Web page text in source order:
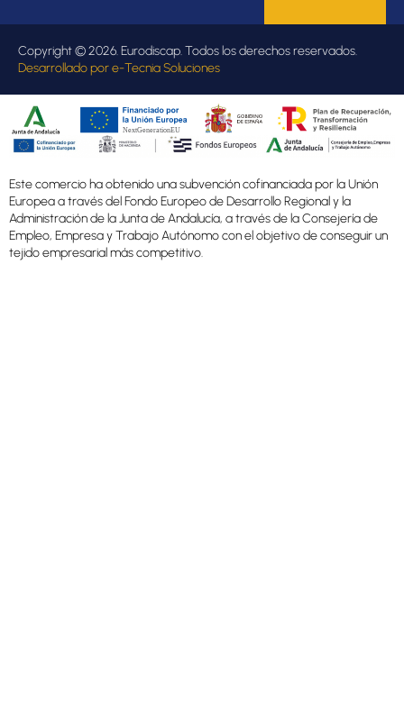
Copyright © 2026. Eurodiscap. Todos los derechos reservados.
Desarrollado pore-Tecnia Soluciones
Este comercio ha obtenido una subvención cofinanciada por la Unión
Europea a través del Fondo Europeo de Desarrollo Regional y la
Administración de la Junta de Andalucía, a través de la Consejería de
Empleo, Empresa y Trabajo Autónomo con el objetivo de conseguir un
tejido empresarial más competitivo.